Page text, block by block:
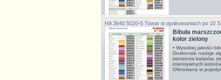
HA 3640 5020-5 Towar w opakowaniach po 10
Bibuła
kolor zielony
• Wysokiej jakości
Doskonale nadaje
tworzenia kwiatów,
intensywnych
Oferowana w